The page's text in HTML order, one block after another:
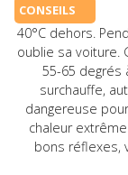
CONSEILS
40°C dehors.
oublie sa voiture.
55-65 degrés
surchauffe,
dangereuse
chaleur
bons réflexes,